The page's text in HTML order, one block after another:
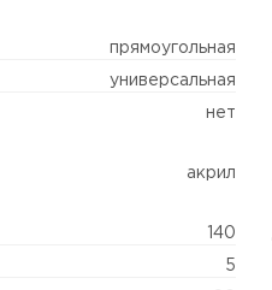
прямоугольная
универсальная
нет
акрил
140
5